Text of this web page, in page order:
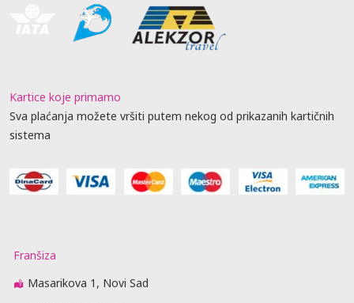
Kartice koje primamo
Sva plaćanja možete vršiti putem nekog od prikazanih kartičnih
sistema
Franšiza
Masarikova 1, Novi Sad